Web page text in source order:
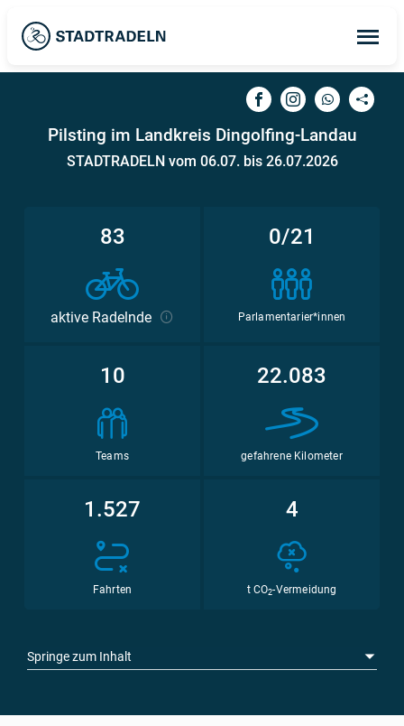
Pilsting im Landkreis Dingolfing-Landau
STADTRADELN vom 06.07. bis 26.07.2026
83
aktive Radelnde
0/21
Parlamentarier*innen
10
Teams
22.083
gefahrene Kilometer
1.527
Fahrten
4
t CO2-Vermeidung
Springe zum Inhalt